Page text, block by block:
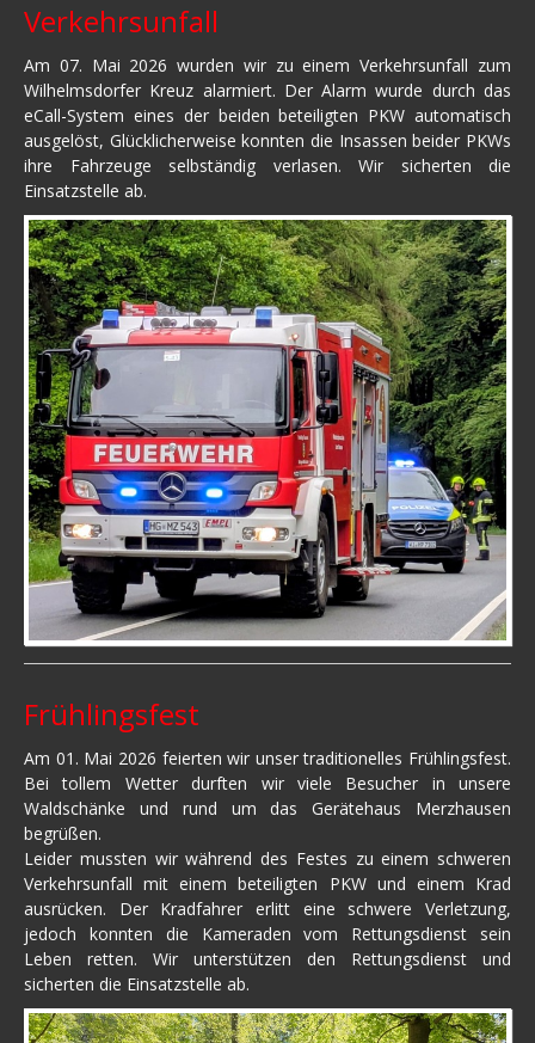
Verkehrsunfall
Am 07. Mai 2026 wurden wir zu einem Verkehrsunfall zum
Wilhelmsdorfer Kreuz alarmiert. Der Alarm wurde durch das
eCall-System eines der beiden beteiligten PKW automatisch
ausgelöst, Glücklicherweise konnten die Insassen beider PKWs
ihre Fahrzeuge selbständig verlasen. Wir sicherten die
Einsatzstelle ab.
Frühlingsfest
Am 01. Mai 2026 feierten wir unser traditionelles Frühlingsfest.
Bei tollem Wetter durften wir viele Besucher in unsere
Waldschänke und rund um das Gerätehaus Merzhausen
begrüßen.
Leider mussten wir während des Festes zu einem schweren
Verkehrsunfall mit einem beteiligten PKW und einem Krad
ausrücken. Der Kradfahrer erlitt eine schwere Verletzung,
jedoch konnten die Kameraden vom Rettungsdienst sein
Leben retten. Wir unterstützen den Rettungsdienst und
sicherten die Einsatzstelle ab.